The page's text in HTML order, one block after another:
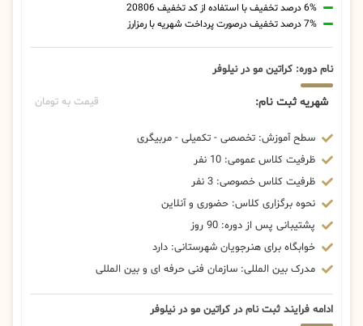
6% درصد تخفیف با استفاده از کد تخفیف 20806
7% درصد تخفیف درصورت پرداخت شهریه با رمزارز
نام دوره: کراتین مو در نیلوفر
شهریه ثبت نام: قیمت به تومان
سطح آموزش: تخصصی - تکمیلی - مربیگری
ظرفیت کلاس عمومی: 10 نفر
ظرفیت کلاس خصوصی: 3 نفر
نحوه برگزاری کلاس: حضوری و آنلاین
پشتیبانی پس از دوره: 90 روز
خوابگاه برای هنرجویان شهرستانی: دارد
مدرک بین المللی: سازمان فنی حرفه ای و بین المللی
ادامه فرایند ثبت نام در کراتین مو در نیلوفر